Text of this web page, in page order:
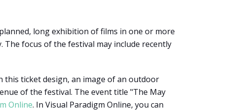
long exhibition of films in one or more
focus of the festival may include recently
this ticket design, an image of an outdoor
of the festival. The event title "The May
Online. In Visual Paradigm Online, you can